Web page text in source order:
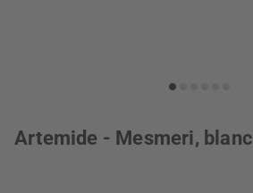
Artemide - Mesmeri, blanc